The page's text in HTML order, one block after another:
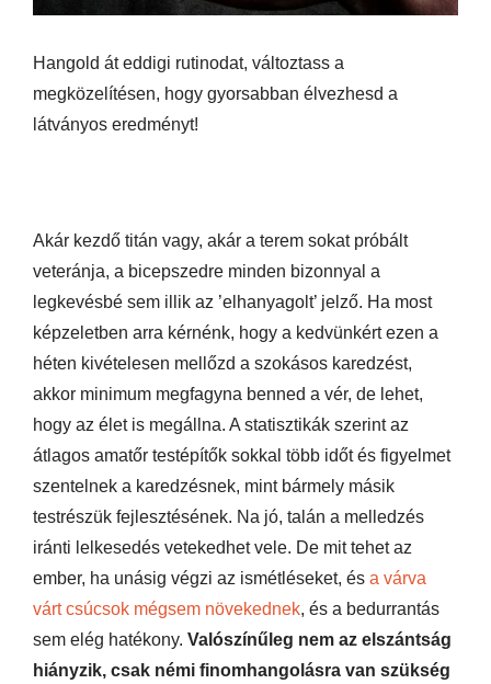
Hangold át eddigi rutinodat, változtass a
megközelítésen, hogy gyorsabban élvezhesd a
látványos eredményt!
Akár kezdő titán vagy, akár a terem sokat próbált
veteránja, a bicepszedre minden bizonnyal a
legkevésbé sem illik az ’elhanyagolt’ jelző. Ha most
képzeletben arra kérnénk, hogy a kedvünkért ezen a
héten kivételesen mellőzd a szokásos karedzést,
akkor minimum megfagyna benned a vér, de lehet,
hogy az élet is megállna. A statisztikák szerint az
átlagos amatőr testépítők sokkal több időt és figyelmet
szentelnek a karedzésnek, mint bármely másik
testrészük fejlesztésének. Na jó, talán a melledzés
iránti lelkesedés vetekedhet vele. De mit tehet az
ember, ha unásig végzi az ismétléseket, és a várva
várt csúcsok mégsem növekednek, és a bedurrantás
sem elég hatékony. Valószínűleg nem az elszántság
hiányzik, csak némi finomhangolásra van szükség